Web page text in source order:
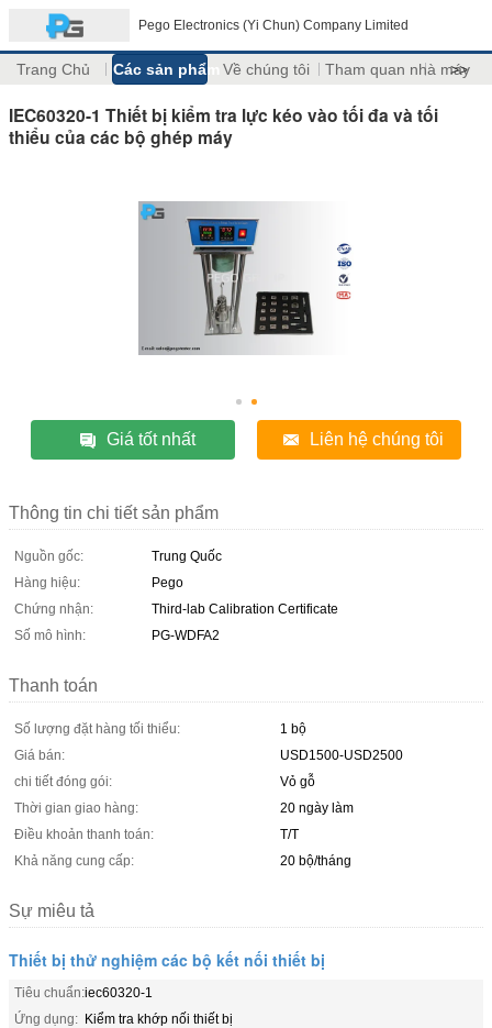
Pego Electronics (Yi Chun) Company Limited
Trang Chủ Các sản phẩm Về chúng tôi Tham quan nhà máy
>>
IEC60320-1 Thiết bị kiểm tra lực kéo vào tối đa và tối
thiểu của các bộ ghép máy
Giá tốt nhất Liên hệ chúng tôi
Thông tin chi tiết sản phẩm
Nguồn gốc:
Trung Quốc
Hàng hiệu:
Pego
Chứng nhận:
Third-lab Calibration Certificate
Số mô hình:
PG-WDFA2
Thanh toán
Số lượng đặt hàng tối thiểu:
1 bộ
Giá bán:
USD1500-USD2500
chi tiết đóng gói:
Vỏ gỗ
Thời gian giao hàng:
20 ngày làm
Điều khoản thanh toán:
T/T
Khả năng cung cấp:
20 bộ/tháng
Sự miêu tả
Thiết bị thử nghiệm các bộ kết nối thiết bị
Tiêu chuẩn:iec60320-1
Ứng dụng: Kiểm tra khớp nối thiết bị